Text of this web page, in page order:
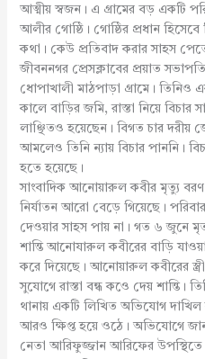
আত্মীয় স্বজন। এ গ্রামের বড় একটি
আলীর গোষ্ঠি। গোষ্ঠির প্রধান
কথা। কেউ প্রতিবাদ করার সাহস
জীবননগর প্রেসক্লাবের প্রয়াত
ধোপাখালী মাঠপাড়া গ্রামে। তিনিও
কালে বাড়ির জমি, রাস্তা নিয়ে বিচার
লাঞ্ছিতও হয়েছেন। বিগত চার দরীয়
আমলেও তিনি ন্যায় বিচার পাননি।
হতে হয়েছে।
সাংবাদিক আনোয়ারুল কবীর মৃত্যু
নির্যাতন আরো বেড়ে গিয়েছে।
দেওয়ার সাহস পায় না। গত ৬ জুনে
শান্তি আনোযারুল কবীরের বাড়ি
করে দিয়েছে। আনোয়ারুল কবীরের
সুযোগে রাস্তা বন্ধ কওে দেয় শান্তি।
থানায় একটি লিখিত অভিযোগ দাখিল
আরও ক্ষিপ্ত হয়ে ওঠে। অভিযোগে
নেতা আরিফুজ্জান আরিফের উপস্থিতে